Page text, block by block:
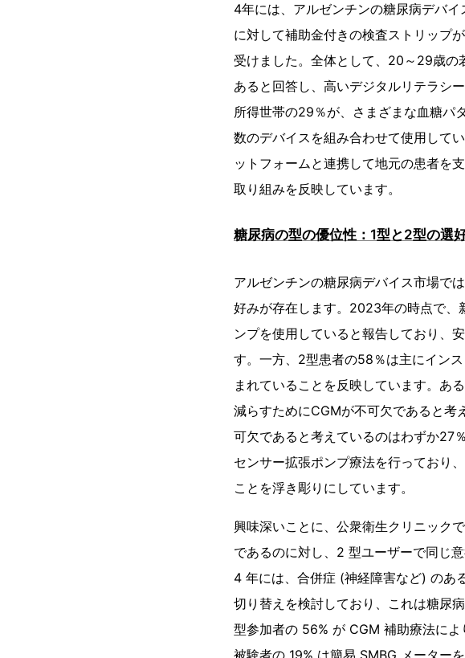
4年には、アルゼンチンの糖尿病デバ
に対して補助金付きの検査ストリップ
受けました。全体として、20～29歳
あると回答し、高いデジタルリテラシ
所得世帯の29％が、さまざまな血糖パ
数のデバイスを組み合わせて使用​​して
ットフォームと連携して地元の患者を
取り組みを反映しています。
糖尿病の型の優位性：1型と2型の選
アルゼンチンの糖尿病デバイス市場で
好みが存在します。2023年の時点で、
ンプを使用していると報告しており、
す。一方、2型患者の58％は主にイン
まれていることを反映しています。あ
減らすためにCGMが不可欠であると考
可欠であると考えているのはわずか27
センサー拡張ポンプ療法を行っており
ことを浮き彫りにしています。
興味深いことに、公衆衛生クリニック
であるのに対し、2 型ユーザーで同じ
4 年には、合併症 (神経障害など) のあ
切り替えを検討しており、これは糖尿
型参加者の 56% が CGM 補助療法に
被験者の 19% は簡易 SMBG メーター